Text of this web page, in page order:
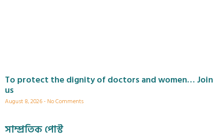
To protect the dignity of doctors and women… Join
us
August 8, 2026 No Comments
সাম্প্রতিক পোস্ট